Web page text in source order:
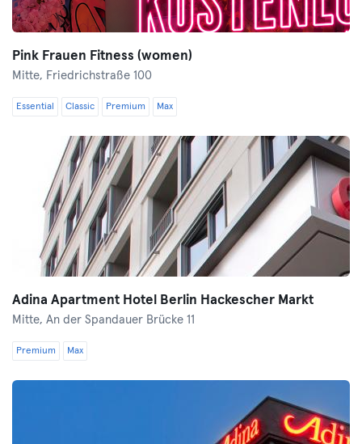
Pink Frauen Fitness (women)
Mitte, Friedrichstraße 100
Essential Classic Premium Max
Adina Apartment Hotel Berlin Hackescher Markt
Mitte, An der Spandauer Brücke 11
Premium Max